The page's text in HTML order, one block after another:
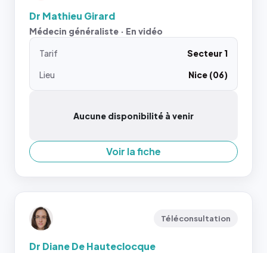
Dr Mathieu Girard
Médecin généraliste · En vidéo
Tarif
Secteur 1
Lieu
Nice (06)
Aucune disponibilité à venir
Voir la fiche
Téléconsultation
Dr Diane De Hauteclocque